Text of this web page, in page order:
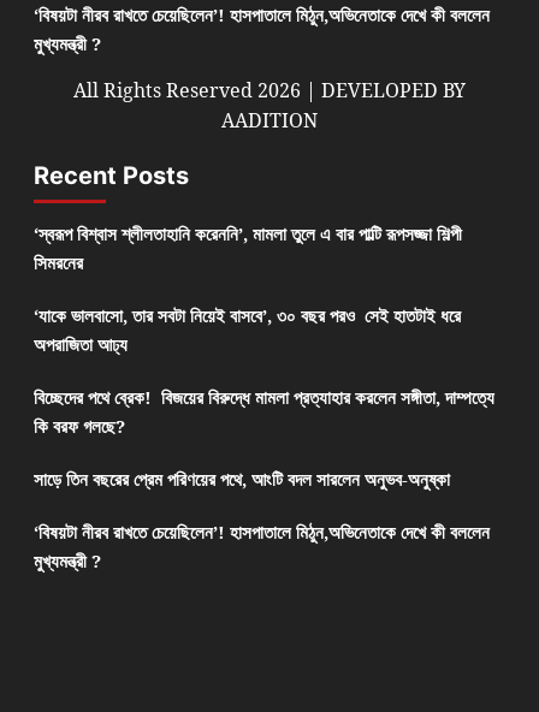
‘বিষয়টা নীরব রাখতে চেয়েছিলেন’! হাসপাতালে মিঠুন,অভিনেতাকে দেখে কী বললেন
মুখ্যমন্ত্রী ?
All Rights Reserved 2026 | DEVELOPED BY
AADITION
Recent Posts
‘স্বরূপ বিশ্বাস শ্লীলতাহানি করেননি’, মামলা তুলে এ বার পাল্টি রূপসজ্জা শিল্পী
সিমরনের
‘যাকে ভালবাসো, তার সবটা নিয়েই বাসবে’, ৩০ বছর পরও সেই হাতটাই ধরে
অপরাজিতা আঢ্য
বিচ্ছেদের পথে ব্রেক! বিজয়ের বিরুদ্ধে মামলা প্রত্যাহার করলেন সঙ্গীতা, দাম্পত্যে
কি বরফ গলছে?
সাড়ে তিন বছরের প্রেম পরিণয়ের পথে, আংটি বদল সারলেন অনুভব-অনুষ্কা
‘বিষয়টা নীরব রাখতে চেয়েছিলেন’! হাসপাতালে মিঠুন,অভিনেতাকে দেখে কী বললেন
মুখ্যমন্ত্রী ?